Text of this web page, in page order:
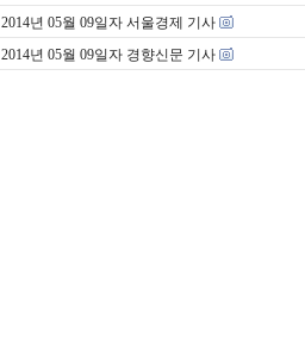
2014년 05월 09일자 서울경제 기사
2014년 05월 09일자 경향신문 기사